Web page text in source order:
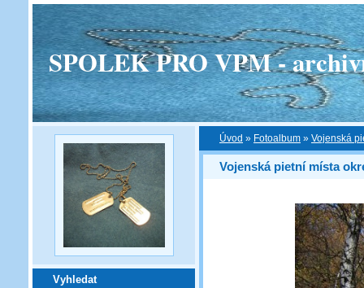
SPOLEK PRO VPM -
Vyhledat
Úvod » Fotoalbum » Vojenská
Vojenská pietní místa